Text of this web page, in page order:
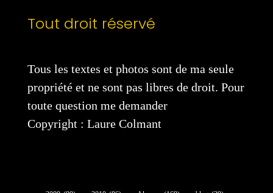
Tout droit réservé
Tous les textes et photos sont de ma seule
propriété et ne sont pas libres de droit. Pour
toute question me demander
Copyright : Laure Colmant